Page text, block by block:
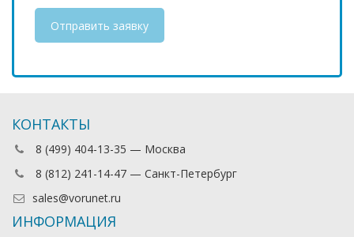
КОНТАКТЫ
8 (499) 404-13-35 — Москва
8 (812) 241-14-47 — Санкт-Петербург
sales@vorunet.ru
ИНФОРМАЦИЯ